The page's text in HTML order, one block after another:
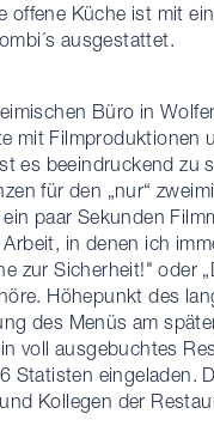
offene Küche ist mit
ausgestattet.
Büro in
mit Filmproduktionen
es beeindruckend zu
für den „nur“
paar Sekunden
in denen ich
zur Sicherheit!" oder
Höhepunkt des
des Menüs am
voll ausgebuchtes
Statisten eingeladen.
Kollegen der